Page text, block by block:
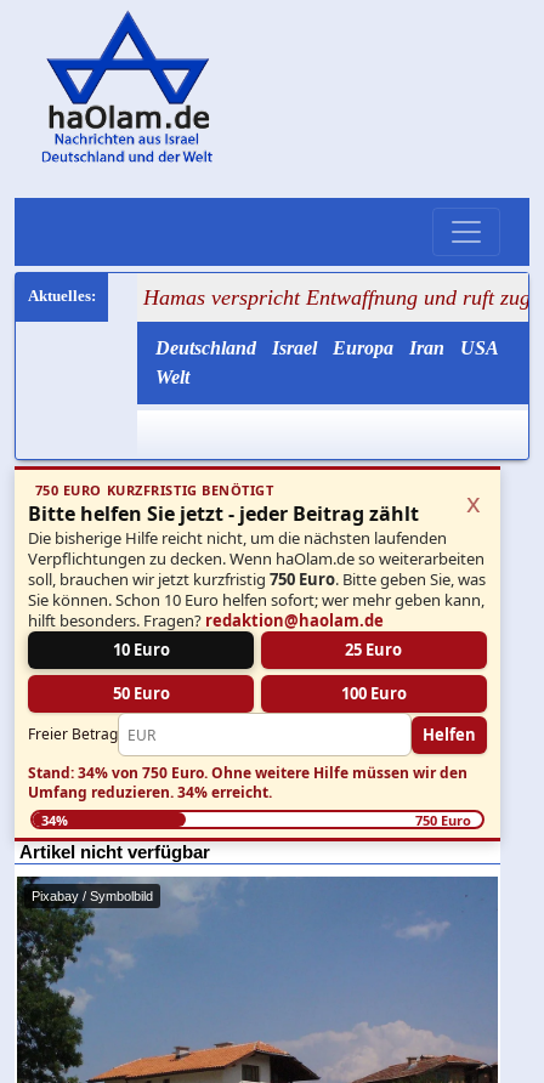
Hamas verspricht Entwaffnung und ruft zugleich zum
Deutschland Israel Europa Iran
USA
Welt
750 EURO KURZFRISTIG BENÖTIGT
Bitte helfen Sie jetzt - jeder Beitrag zählt
Die bisherige Hilfe reicht nicht, um die nächsten laufenden
Verpflichtungen zu decken. Wenn haOlam.de so weiterarbeiten
soll, brauchen wir jetzt kurzfristig750 Euro. Bitte geben Sie, was
Sie können. Schon 10 Euro helfen sofort; wer mehr geben kann,
hilft besonders. Fragen? redaktion@haolam.de
10 Euro
25 Euro
50 Euro 100 Euro
Freier Betrag Helfen
x
Stand: 34% von 750 Euro.Ohne weitere Hilfe müssen wir den
Umfang reduzieren.34% erreicht.
34% 750 Euro
Artikel nicht verfügbar
Pixabay / Symbolbild